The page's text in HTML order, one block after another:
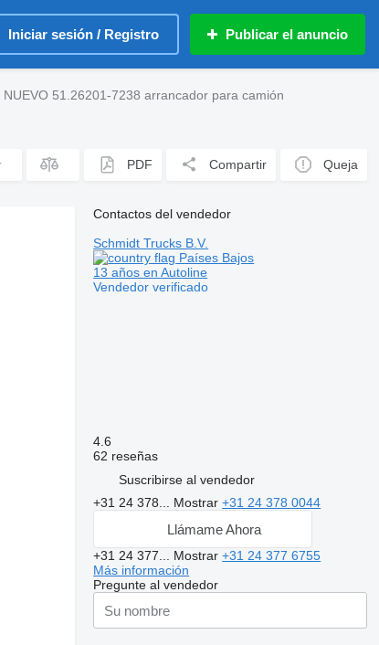
Iniciar sesión / Registro Publicar el anuncio
51.26201-7238 arrancador para camión
PDF Compartir Queja
Contactos del vendedor
Schmidt Trucks B.V.
Países Bajos
13 años en Autoline
Vendedor verificado
4.6
62 reseñas
Suscribirse al vendedor
+31 24 378... Mostrar+31 24 378 0044
Llámame Ahora
+31 24 377... Mostrar+31 24 377 6755
Más información
Pregunte al vendedor